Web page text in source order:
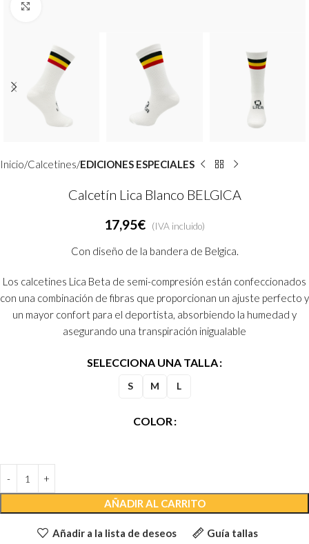
Inicio Calcetines EDICIONES ESPECIALES
Calcetín Lica Blanco BELGICA
17,95€ (IVA incluido)
Con diseño de la bandera de Belgica.
Los calcetines Lica Beta de semi-compresión están confeccionados
con una combinación de fibras que proporcionan un ajuste perfecto y
un mayor confort para el deportista, absorbiendo la humedad y
asegurando una transpiración inigualable
SELECCIONA UNA TALLA
S M L
COLOR
AÑADIR AL CARRITO
Añadir a la lista de deseos Guía tallas